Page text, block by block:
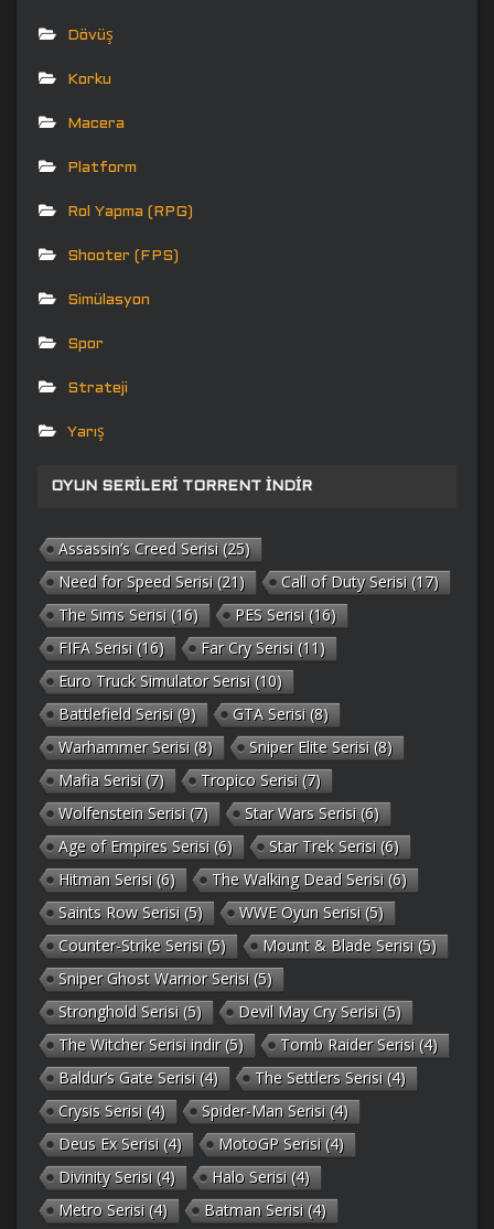
Dövüş
Korku
Macera
Platform
Rol Yapma (RPG)
Shooter (FPS)
Simülasyon
Spor
Strateji
Yarış
OYUN SERILERI TORRENT İNDIR
Assassin’s Creed Serisi (25)
Need for Speed Serisi (21) Call of Duty Serisi (17)
The Sims Serisi (16) PES Serisi (16)
FIFA Serisi (16) Far Cry Serisi (11)
Euro Truck Simulator Serisi (10)
Battlefield Serisi (9) GTA Serisi (8)
Warhammer Serisi (8) Sniper Elite Serisi (8)
Mafia Serisi (7) Tropico Serisi (7)
Wolfenstein Serisi (7) Star Wars Serisi (6)
Age of Empires Serisi (6) Star Trek Serisi (6)
Hitman Serisi (6) The Walking Dead Serisi (6)
Saints Row Serisi (5) WWE Oyun Serisi (5)
Counter-Strike Serisi (5) Mount & Blade Serisi (5)
Sniper Ghost Warrior Serisi (5)
Stronghold Serisi (5) Devil May Cry Serisi (5)
The Witcher Serisi indir(5) Tomb Raider Serisi (4)
Baldur’s Gate Serisi (4) The Settlers Serisi (4)
Crysis Serisi (4) Spider-Man Serisi (4)
Deus Ex Serisi (4) MotoGP Serisi (4)
Divinity Serisi (4) Halo Serisi (4)
Metro Serisi (4) Batman Serisi (4)